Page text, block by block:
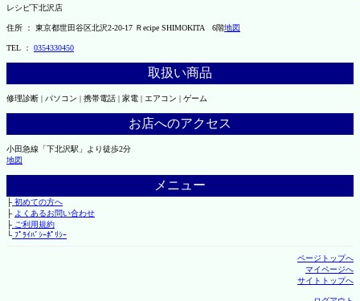
レシピ下北沢店
住所 ： 東京都世田谷区北沢2-20-17 Ｒecipe SHIMOKITA 6階地図
TEL ： 0354330450
取扱い商品
修理診断 | パソコン | 携帯電話 | 家電 | エアコン | ゲーム
お店へのアクセス
小田急線「下北沢駅」より徒歩2分
地図
メニュー
├初めての方へ
├ よくあるお問い合わせ
├ご利用規約
└ﾌﾟﾗｲﾊﾞｼｰﾎﾟﾘｼｰ
ページトップへ
マイページへ
サイトトップへ